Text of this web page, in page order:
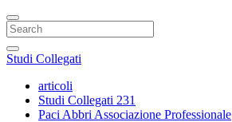
Search
Studi Collegati
articoli
Studi Collegati 231
Paci Abbri Associazione Professionale